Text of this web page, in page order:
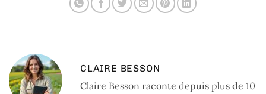
CLAIRE BESSON
Claire Besson raconte depuis plus de 10